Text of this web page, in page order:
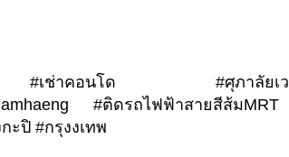
ช่าคอนโด #ศุภาลัยเวอเร
#ติดรถไฟฟ้าสายสีส้ม
ะปิ #กรุงงเทพ